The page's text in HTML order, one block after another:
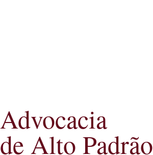
Advocacia
de Alto Padrão